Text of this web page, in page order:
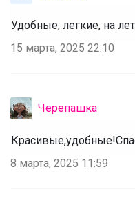
Удобные, легкие, на
15 марта, 2025 22:10
Черепашка
8 марта, 2025 11:59